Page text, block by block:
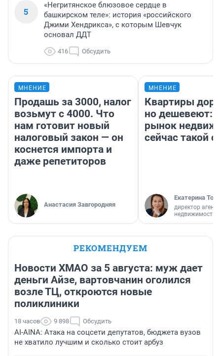
5
«Негритянское блюзовое сердце в
башкирском теле»: история «российского
Джими Хендрикса», с которым Шевчук
основал ДДТ
416 Обсудить
МНЕНИЕ
Продашь за 3000, налог
возьмут с 4000. Что
нам готовит новый
налоговый закон — он
коснется импорта и
даже репетиторов
Анастасия Завгородняя
МНЕНИЕ
Квартиры
но дешевеют:
рынок
сейчас такой
Екатерина
директор
недвижимости
РЕКОМЕНДУЕМ
Новости ХМАО за 5 августа: муж дает
деньги Айзе, вартовчанин оголился
возле ТЦ, откроются новые
поликлиники
18 часов 9 898 Обсудить
AI-AINA: Атака на соцсети депутатов, бюджета вузов
не хватило лучшим и сколько стоит арбуз